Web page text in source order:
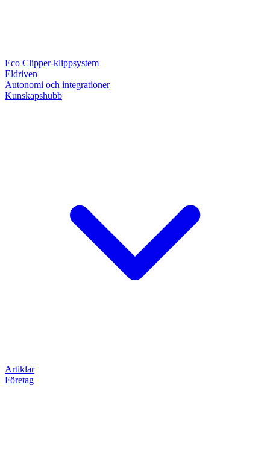
Eco Clipper-klippsystem
Eldriven
Autonomi och integrationer
Kunskapshubb
Artiklar
Företag